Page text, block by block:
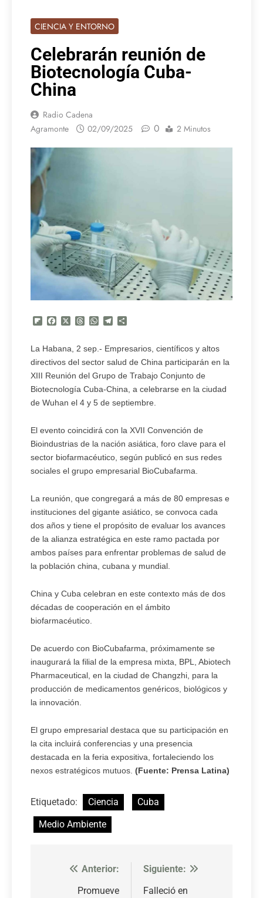
CIENCIA Y ENTORNO
Celebrarán reunión de
Biotecnología Cuba-
China
Radio Cadena
Agramonte
02/09/2025 0 2 Minutos
Flipboard
FacebookThreadsWhatsApp
Telegram
La Habana, 2 sep.- Empresarios, científicos y altos
directivos del sector salud de China participarán en la
XIII Reunión del Grupo de Trabajo Conjunto de
Biotecnología Cuba-China, a celebrarse en la ciudad
de Wuhan el 4 y 5 de septiembre.
El evento coincidirá con la XVII Convención de
Bioindustrias de la nación asiática, foro clave para el
sector biofarmacéutico, según publicó en sus redes
sociales el grupo empresarial BioCubafarma.
La reunión, que congregará a más de 80 empresas e
instituciones del gigante asiático, se convoca cada
dos años y tiene el propósito de evaluar los avances
de la alianza estratégica en este ramo pactada por
ambos países para enfrentar problemas de salud de
la población china, cubana y mundial.
China y Cuba celebran en este contexto más de dos
décadas de cooperación en el ámbito
biofarmacéutico.
De acuerdo con BioCubafarma, próximamente se
inaugurará la filial de la empresa mixta, BPL, Abiotech
Pharmaceutical, en la ciudad de Changzhi, para la
producción de medicamentos genéricos, biológicos y
la innovación.
El grupo empresarial destaca que su participación en
la cita incluirá conferencias y una presencia
destacada en la feria expositiva, fortaleciendo los
nexos estratégicos mutuos. (Fuente: Prensa Latina)
Etiquetado: Ciencia
Cuba
Medio Ambiente
Navegación
Anterior:
Promueve
Siguiente:
Falleció en